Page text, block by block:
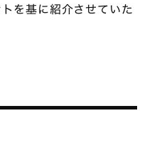
を基に紹介させていた